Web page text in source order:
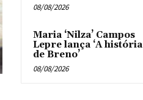
08/08/2026
Maria ‘Nilza’ Campos
Lepre lança ‘A história
de Breno’
08/08/2026